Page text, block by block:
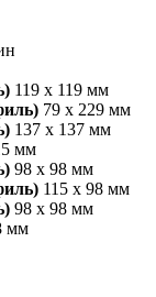
119 х 119 мм
79 x 229 мм
137 x 137 мм
мм
98 х 98 мм
115 x 98 мм
98 х 98 мм
мм